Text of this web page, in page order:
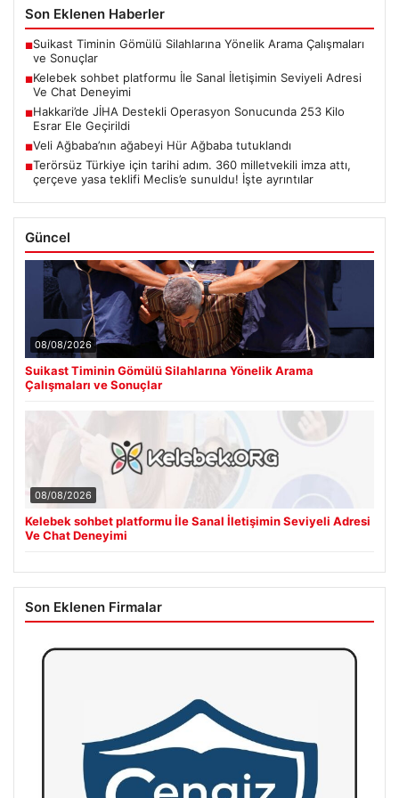
Son Eklenen Haberler
■Suikast Timinin Gömülü Silahlarına Yönelik Arama Çalışmaları
ve Sonuçlar
■Kelebek sohbet platformu İle Sanal İletişimin Seviyeli Adresi
Ve Chat Deneyimi
■Hakkari’de JİHA Destekli Operasyon Sonucunda 253 Kilo
Esrar Ele Geçirildi
■Veli Ağbaba’nın ağabeyi Hür Ağbaba tutuklandı
■Terörsüz Türkiye için tarihi adım. 360 milletvekili imza attı,
çerçeve yasa teklifi Meclis’e sunuldu! İşte ayrıntılar
Güncel
08/08/2026
Suikast Timinin Gömülü Silahlarına Yönelik Arama
Çalışmaları ve Sonuçlar
08/08/2026
Kelebek sohbet platformu İle Sanal İletişimin Seviyeli Adresi
Ve Chat Deneyimi
Son Eklenen Firmalar